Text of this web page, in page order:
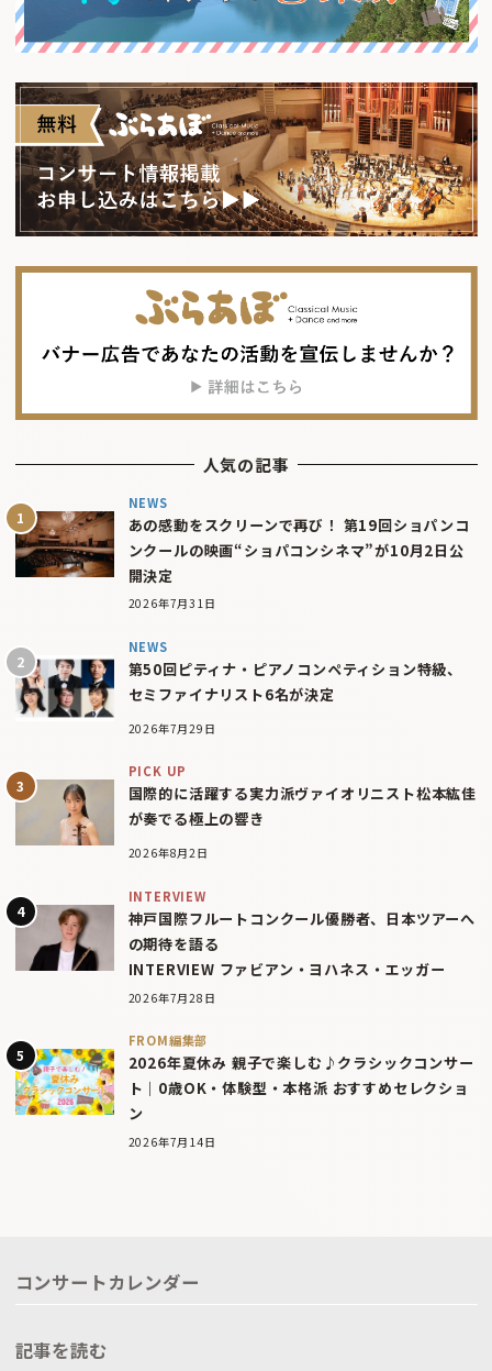
人気の記事
NEWS
あの感動をスクリーンで再び！ 第19回ショパンコ
ンクールの映画“ショパコンシネマ”が10月2日公
開決定
2026年7月31日
NEWS
第50回ピティナ・ピアノコンペティション特級、
セミファイナリスト6名が決定
2026年7月29日
PICK UP
国際的に活躍する実力派ヴァイオリニスト松本紘佳
が奏でる極上の響き
2026年8月2日
INTERVIEW
神戸国際フルートコンクール優勝者、日本ツアーへ
の期待を語る
INTERVIEW ファビアン・ヨハネス・エッガー
2026年7月28日
FROM編集部
2026年夏休み 親子で楽しむ♪クラシックコンサー
ト｜0歳OK・体験型・本格派 おすすめセレクショ
ン
2026年7月14日
コンサートカレンダー
記事を読む